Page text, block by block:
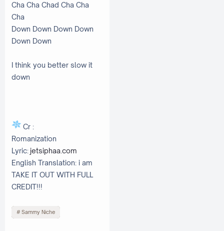
Cha Cha Chad Cha Cha
Cha
Down Down Down Down
Down Down
I think you better slow it
down
Cr :
Romanization
Lyric:jetsiphaa.com
English Translation: i am
TAKE IT OUT WITH FULL
CREDIT!!!
Sammy Niche